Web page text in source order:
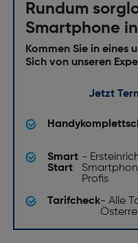
Rundum
Smartphone
Kommen Sie in eines
Sich von unseren
Jetzt
Smart
Start
-
Profis
Tarifcheck- Alle